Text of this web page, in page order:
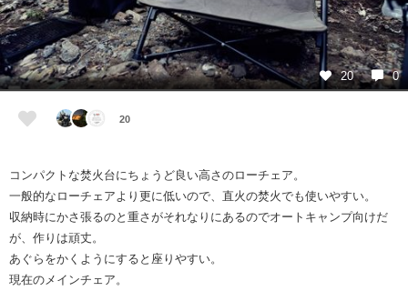
20 0
20
コンパクトな焚火台にちょうど良い高さのローチェア。
一般的なローチェアより更に低いので、直火の焚火でも使いやすい。
収納時にかさ張るのと重さがそれなりにあるのでオートキャンプ向けだ
が、作りは頑丈。
あぐらをかくようにすると座りやすい。
現在のメインチェア。